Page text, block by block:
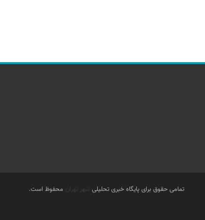
تمامی حقوق برای پایگاه خبری تحلیلی شهر تهران محفوظ است.